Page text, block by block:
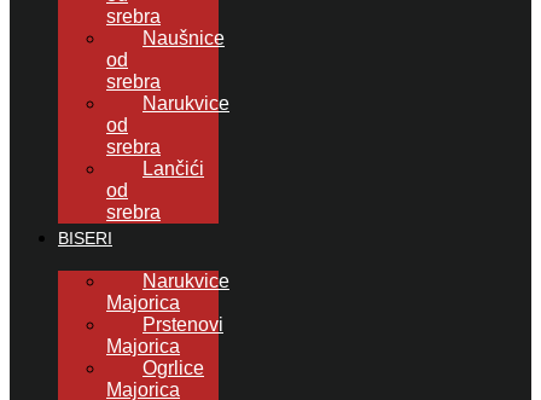
srebra
Naušnice
od
srebra
Narukvice
od
srebra
Lančići
od
srebra
BISERI
Narukvice
Majorica
Prstenovi
Majorica
Ogrlice
Majorica